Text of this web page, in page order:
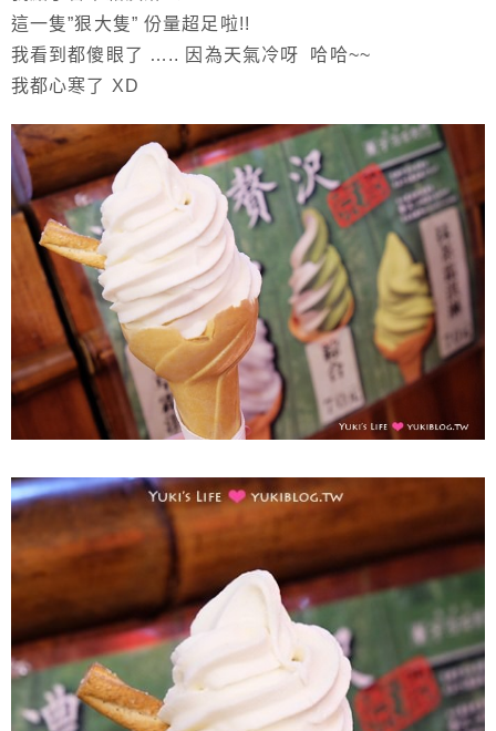
這一隻”狠大隻” 份量超足啦!!
我看到都傻眼了 ….. 因為天氣冷呀 哈哈~~
我都心寒了 XD